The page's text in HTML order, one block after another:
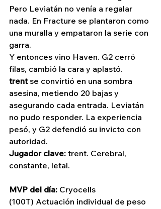
Pero Leviatán no venía a regalar
nada. En Fracture se plantaron como
una muralla y empataron la serie con
garra.
Y entonces vino Haven. G2 cerró
filas, cambió la cara y aplastó.
trent se convirtió en una sombra
asesina, metiendo 20 bajas y
asegurando cada entrada. Leviatán
no pudo responder. La experiencia
pesó, y G2 defendió su invicto con
autoridad.
Jugador clave: trent. Cerebral,
constante, letal.
MVP del día: Cryocells
(100T) Actuación individual de peso